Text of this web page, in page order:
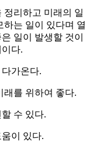
정리하고 미래의 일
하는 일이 있다며 열
일이 발생할 것이
다.
가온다.
래를 위하여 좋다.
수 있다.
이 있다.